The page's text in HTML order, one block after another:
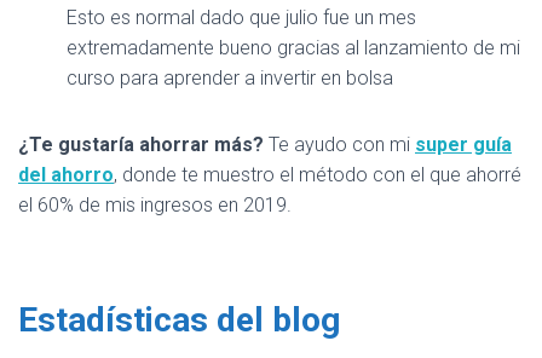
Esto es normal dado que julio fue un mes
extremadamente bueno gracias al lanzamiento de mi
curso para aprender a invertir en bolsa
¿Te gustaría ahorrar más? Te ayudo con mi super guía
del ahorro, donde te muestro el método con el que ahorré
el 60% de mis ingresos en 2019.
Estadísticas del blog